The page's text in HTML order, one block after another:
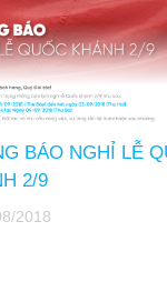
BÁO NGHỈ LỄ
2/9
2018